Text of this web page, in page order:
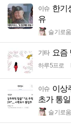
이슈 한기
유
슬기로움
기타 요즘
하루5프로
이슈 이상
초가 통
슬기로움